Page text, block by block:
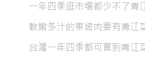
一年四季逛市場都少不了青
軟嫩多汁的東坡肉要有青江
台灣一年四季都可買到青江